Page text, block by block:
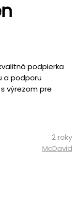
podpierka
a podporu
výrezom pre
2 roky
McDavid